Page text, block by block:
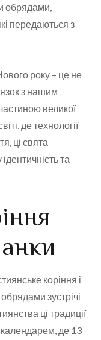
обрядами,
передаються з
року – це не
з нашим
великої
де технології
ці свята
та
коріння і
зустрічі
ці традиції
де 13